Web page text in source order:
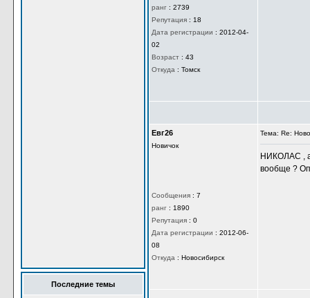
Последние темы
ранг: 2739
Репутация: 18
Дата регистрации : 2012-04-
02
Возраст: 43
Откуда : Томск
Евг26
Новичок
Сообщения: 7
ранг: 1890
Репутация: 0
Дата регистрации : 2012-06-
08
Откуда : Новосибирск
Тема: Re:
НИКОЛАС , а
вообще ?